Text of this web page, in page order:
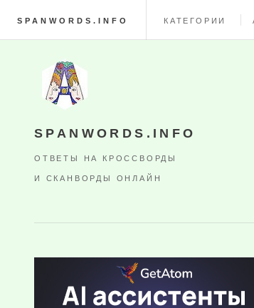
SPANWORDS.INFO КАТЕГОРИИ
SPANWORDS.INFO
ОТВЕТЫ НА КРОССВОРДЫ
И СКАНВОРДЫ ОНЛАЙН